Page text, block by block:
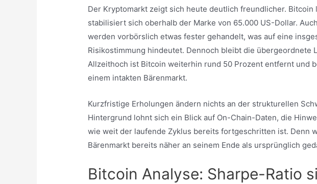
Der Kryptomarkt zeigt sich heute deutlich freundlicher. Bitcoin
stabilisiert sich oberhalb der Marke von 65.000 US-Dollar.
werden vorbörslich etwas fester gehandelt, was auf eine
Risikostimmung hindeutet. Dennoch bleibt die übergeordnete
Allzeithoch ist Bitcoin weiterhin rund 50 Prozent entfernt und
einem intakten Bärenmarkt.
Kurzfristige Erholungen ändern nichts an der strukturellen
Hintergrund lohnt sich ein Blick auf On-Chain-Daten, die
wie weit der laufende Zyklus bereits fortgeschritten ist. Denn
Bärenmarkt bereits näher an seinem Ende als ursprünglich
Bitcoin Analyse: Sharpe-Ratio